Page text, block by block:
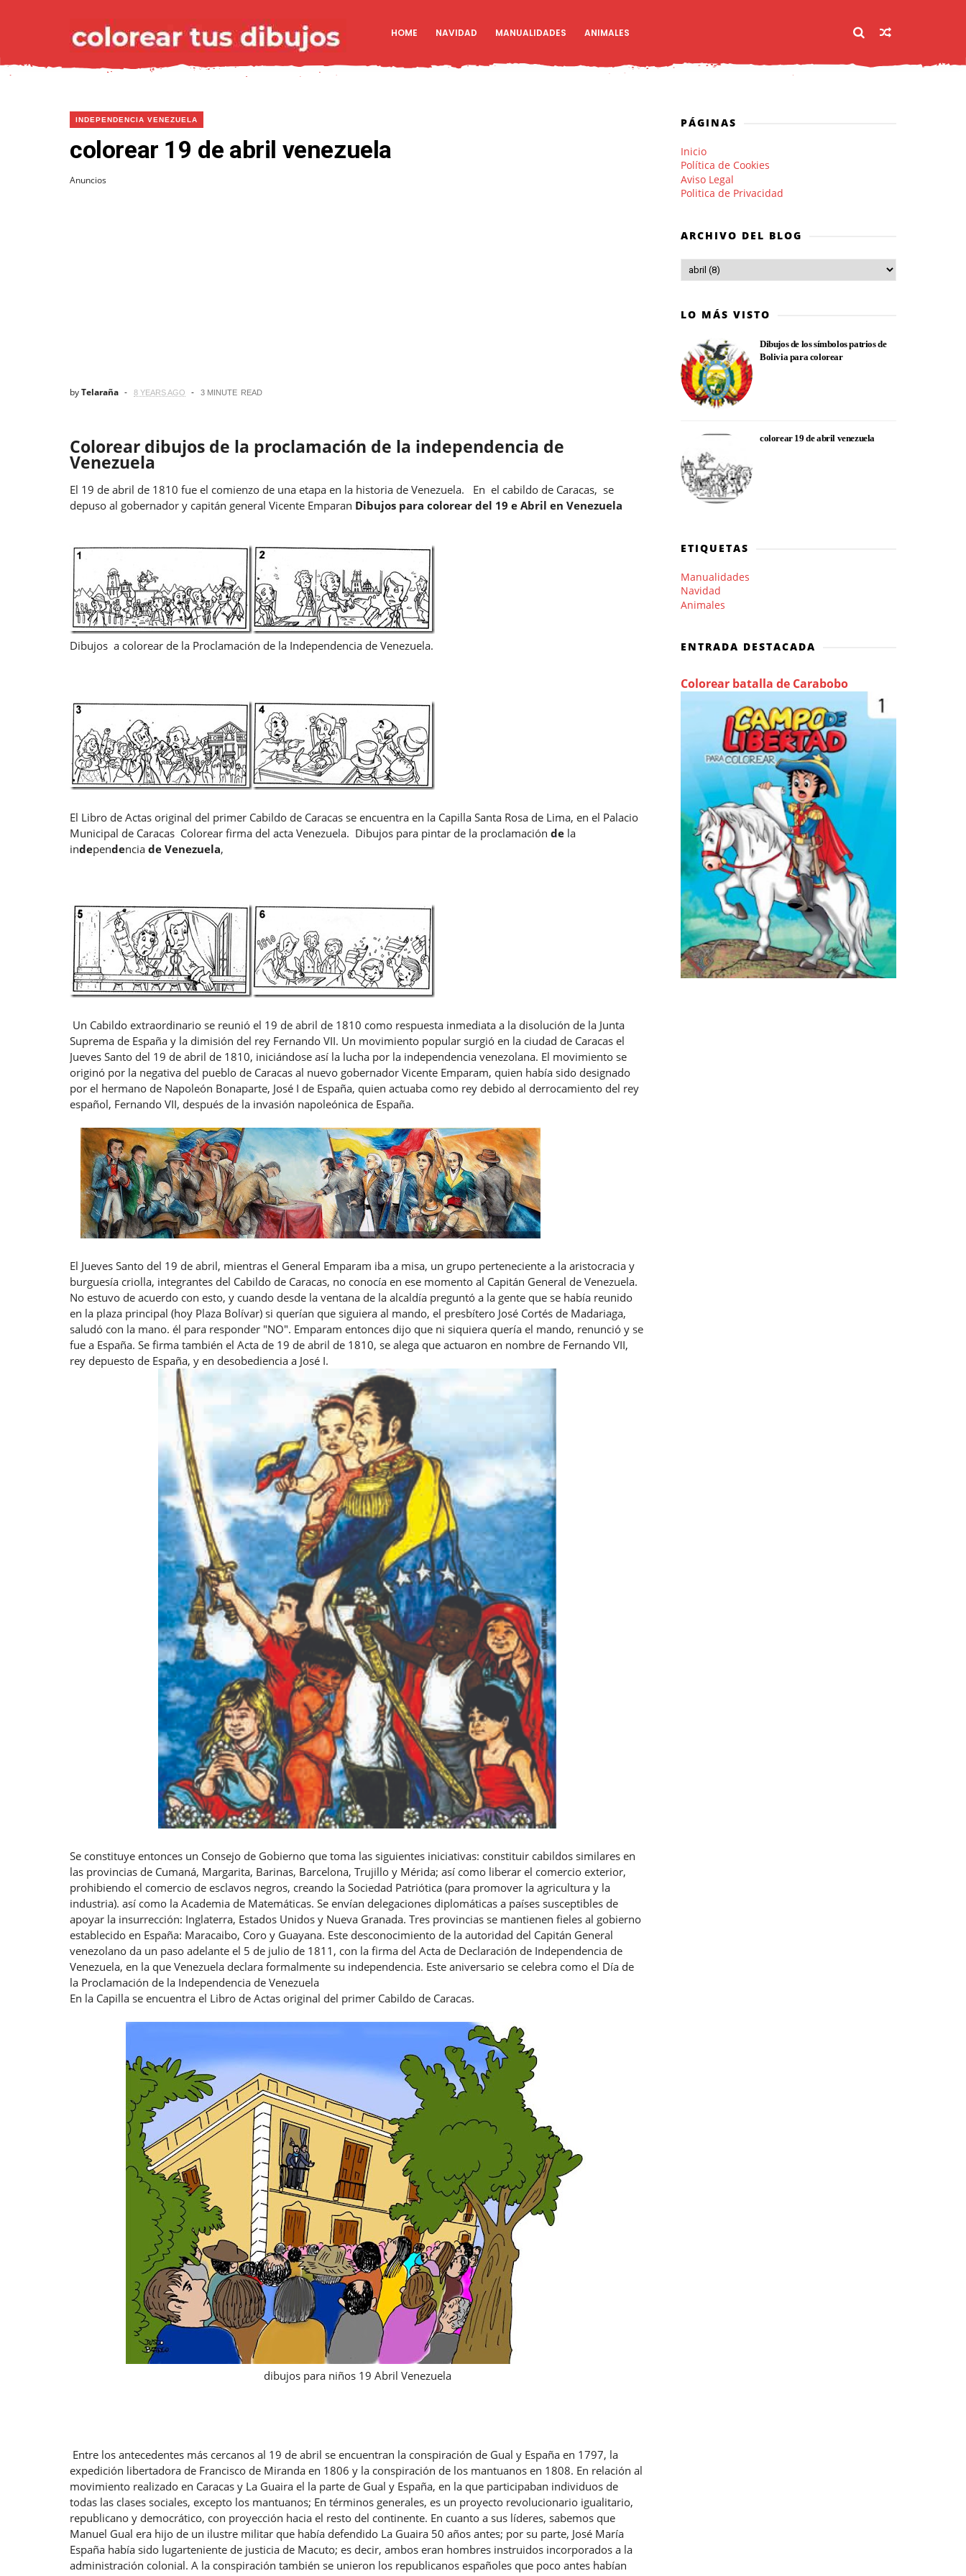
HOME NAVIDAD MANUALIDADES ANIMALES
INDEPENDENCIA VENEZUELA
colorear 19 de abril venezuela
Anuncios
byTelaraña 8 YEARS AGO 3 MINUTE READ
Colorear dibujos de la proclamación de la independencia de
Venezuela
El 19 de abril de 1810 fue el comienzo de una etapa en la historia de Venezuela. En el cabildo de Caracas, se
depuso al gobernador y capitán general Vicente Emparan Dibujos para colorear del 19 e Abril en Venezuela
Dibujos a colorear de la Proclamación de la Independencia de Venezuela.
El Libro de Actas original del primer Cabildo de Caracas se encuentra en la Capilla Santa Rosa de Lima, en el Palacio
Municipal de Caracas Colorear firma del acta Venezuela. Dibujos para pintar de la proclamación de la
independencia de Venezuela,
Un Cabildo extraordinario se reunió el 19 de abril de 1810 como respuesta inmediata a la disolución de la Junta
Suprema de España y la dimisión del rey Fernando VII. Un movimiento popular surgió en la ciudad de Caracas el
Jueves Santo del 19 de abril de 1810, iniciándose así la lucha por la independencia venezolana. El movimiento se
originó por la negativa del pueblo de Caracas al nuevo gobernador Vicente Emparam, quien había sido designado
por el hermano de Napoleón Bonaparte, José I de España, quien actuaba como rey debido al derrocamiento del rey
español, Fernando VII, después de la invasión napoleónica de España.
El Jueves Santo del 19 de abril, mientras el General Emparam iba a misa, un grupo perteneciente a la aristocracia y
burguesía criolla, integrantes del Cabildo de Caracas, no conocía en ese momento al Capitán General de Venezuela.
No estuvo de acuerdo con esto, y cuando desde la ventana de la alcaldía preguntó a la gente que se había reunido
en la plaza principal (hoy Plaza Bolívar) si querían que siguiera al mando, el presbítero José Cortés de Madariaga,
saludó con la mano. él para responder "NO". Emparam entonces dijo que ni siquiera quería el mando, renunció y se
fue a España. Se firma también el Acta de 19 de abril de 1810, se alega que actuaron en nombre de Fernando VII,
rey depuesto de España, y en desobediencia a José I.
Se constituye entonces un Consejo de Gobierno que toma las siguientes iniciativas: constituir cabildos similares en
las provincias de Cumaná, Margarita, Barinas, Barcelona, ​​Trujillo y Mérida; así como liberar el comercio exterior,
prohibiendo el comercio de esclavos negros, creando la Sociedad Patriótica (para promover la agricultura y la
industria). así como la Academia de Matemáticas. Se envían delegaciones diplomáticas a países susceptibles de
apoyar la insurrección: Inglaterra, Estados Unidos y Nueva Granada. Tres provincias se mantienen fieles al gobierno
establecido en España: Maracaibo, Coro y Guayana. Este desconocimiento de la autoridad del Capitán General
venezolano da un paso adelante el 5 de julio de 1811, con la firma del Acta de Declaración de Independencia de
Venezuela, en la que Venezuela declara formalmente su independencia. Este aniversario se celebra como el Día de
la Proclamación de la Independencia de Venezuela
En la Capilla se encuentra el Libro de Actas original del primer Cabildo de Caracas.
dibujos para niños 19 Abril Venezuela
Entre los antecedentes más cercanos al 19 de abril se encuentran la conspiración de Gual y España en 1797, la
expedición libertadora de Francisco de Miranda en 1806 y la conspiración de los mantuanos en 1808. En relación al
movimiento realizado en Caracas y La Guaira el la parte de Gual y España, en la que participaban individuos de
todas las clases sociales, excepto los mantuanos; En términos generales, es un proyecto revolucionario igualitario,
republicano y democrático, con proyección hacia el resto del continente. En cuanto a sus líderes, sabemos que
Manuel Gual era hijo de un ilustre militar que había defendido La Guaira 50 años antes; por su parte, José María
España había sido lugarteniente de justicia de Macuto; es decir, ambos eran hombres instruidos incorporados a la
administración colonial. A la conspiración también se unieron los republicanos españoles que poco antes habían
PÁGINAS
Inicio
Política de Cookies
Aviso Legal
Politica de Privacidad
ARCHIVO DEL BLOG
LO MÁS VISTO
Dibujos de los símbolos patrios de
Bolivia para colorear
colorear 19 de abril venezuela
ETIQUETAS
Manualidades
Navidad
Animales
ENTRADA DESTACADA
Colorear batalla de Carabobo